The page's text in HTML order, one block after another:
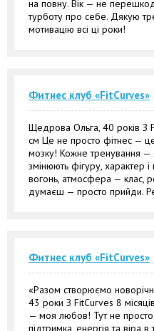
на повну. Вік — не
турботу про себе. Дякую
мотивацію всі ці роки!
Фитнес клуб «FitCurves»
Щедрова Ольга, 40 років З
см Це не просто фітнес —
мозку! Кожне тренування —
змінюють фігуру, характер
вогонь, атмосфера — клас,
думаєш — просто прийди.
Фитнес клуб «FitCurves»
«Разом створюємо
43 роки З FitCurves 8
— моя любов! Тут не
підтримка, енергія та віра